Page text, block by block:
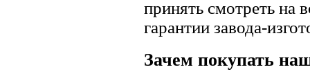
принять смотреть на
гарантии завода-
Зачем покупать